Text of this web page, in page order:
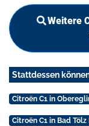
Weitere
Stattdessen
Citroën C1 in
Citroën C1 in Bad